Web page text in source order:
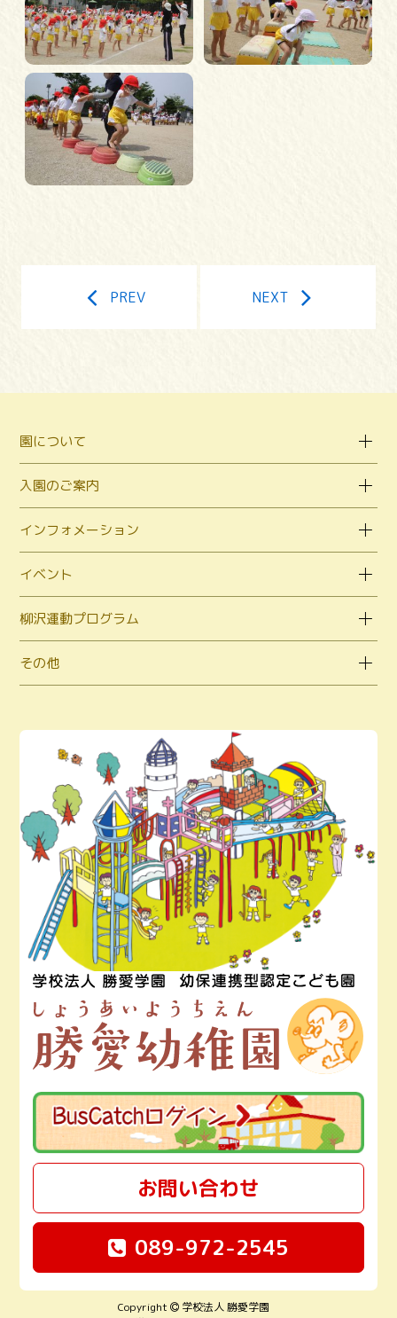
PREV NEXT
園について
入園のご案内
インフォメーション
イベント
柳沢運動プログラム
その他
お問い合わせ
089-972-2545
Copyright
学校法人 勝愛学園